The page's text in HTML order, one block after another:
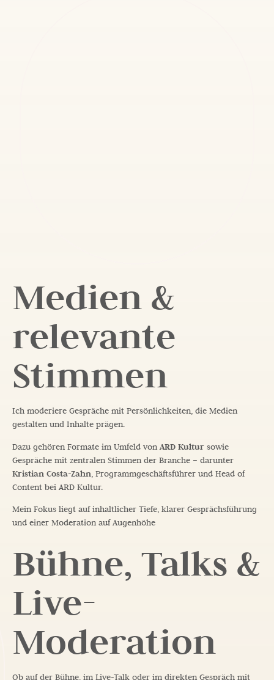
Medien &
relevante
Stimmen
Ich moderiere Gespräche mit Persönlichkeiten, die Medien
gestalten und Inhalte prägen.
Dazu gehören Formate im Umfeld vonARD Kultur sowie
Gespräche mit zentralen Stimmen der Branche – darunter
Kristian Costa-Zahn, Programmgeschäftsführer und Head of
Content bei ARD Kultur.
Mein Fokus liegt auf inhaltlicher Tiefe, klarer Gesprächsführung
und einer Moderation auf Augenhöhe
Bühne, Talks &
Live-
Moderation
Ob auf der Bühne, im Live-Talk oder im direkten Gespräch mit